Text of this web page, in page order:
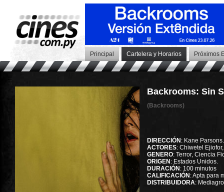
Principal Cartelera y Horarios Próximos
Backrooms: Sin
(Backrooms)
DIRECCIÓN : Kane Parsons.
ACTORES: Chiwetel
GENERO: Terror, Ciencia
ORIGEN : Estados Unidos.
DURACIÓN : 100 minutos
CALIFICACIÓN : Apta para
DISTRIBUIDORA: